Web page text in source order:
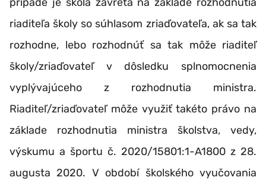
riaditeľa školy so súhlasom zriaďovateľa, ak sa tak
rozhodne, lebo rozhodnúť sa tak môže riaditeľ
školy/zriaďovateľ v dôsledku splnomocnenia
vyplývajúceho z rozhodnutia ministra.
Riaditeľ/zriaďovateľ môže využiť takéto právo na
základe rozhodnutia ministra školstva, vedy,
výskumu a športu č. 2020/15801:1-A1800 z 28.
augusta 2020. V období školského vyučovania